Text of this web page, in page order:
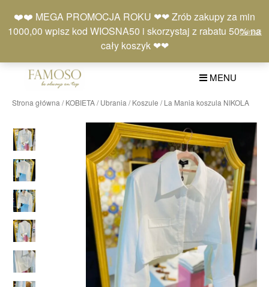
❤️❤️ MEGA PROMOCJA ROKU ❤❤ Zrób zakupy za min
1000,00 wpisz kod WIOSNA50 i skorzystaj z rabatu 50% na
cały koszyk ❤❤
Odrzuć
content
Moje
konto
Lista
życzeń
Koszyk
(0)
MENU
Strona główna /KOBIETA/Ubrania /Koszule / La Mania koszula NIKOLA